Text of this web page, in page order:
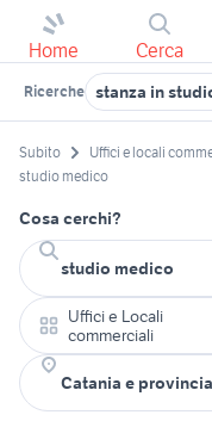
Home Cerca
Ricerche stanza in
Subito Uffici e locali
studio medico
Cosa cerchi?
Uffici e Locali
commerciali